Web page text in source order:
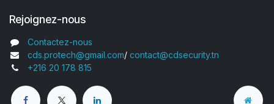
Rejoignez-nous
Contactez-nous
cds.protech@gmail.com/ contact@cdsecurity.tn
+216 20 178 815